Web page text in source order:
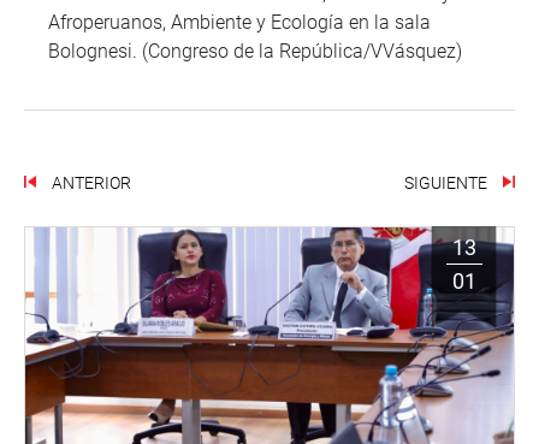
Afroperuanos, Ambiente y Ecología en la sala
Bolognesi. (Congreso de la República/VVásquez)
ANTERIOR SIGUIENTE
13
01